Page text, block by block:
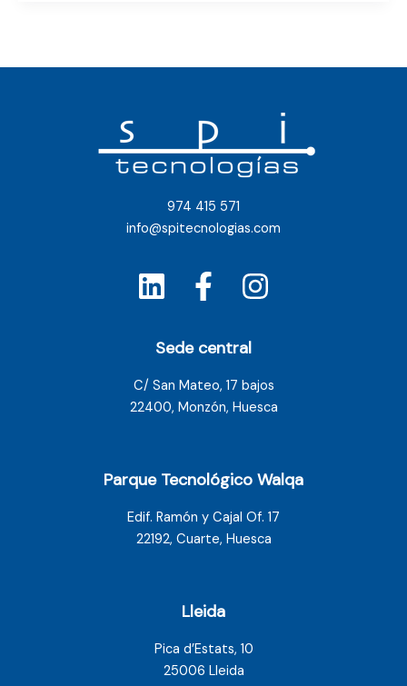
974 415 571
info@spitecnologias.com
Sede central
C/ San Mateo, 17 bajos
22400, Monzón, Huesca
Parque Tecnológico Walqa
Edif. Ramón y Cajal Of. 17
22192, Cuarte, Huesca
Lleida
Pica d’Estats, 10
25006 Lleida